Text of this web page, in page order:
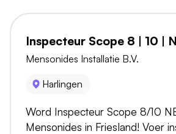
Inspecteur Scope 8 | 10 |
Mensonides Installatie B.V.
Harlingen
Word Inspecteur Scope 8/10
Mensonides in Friesland! Voer